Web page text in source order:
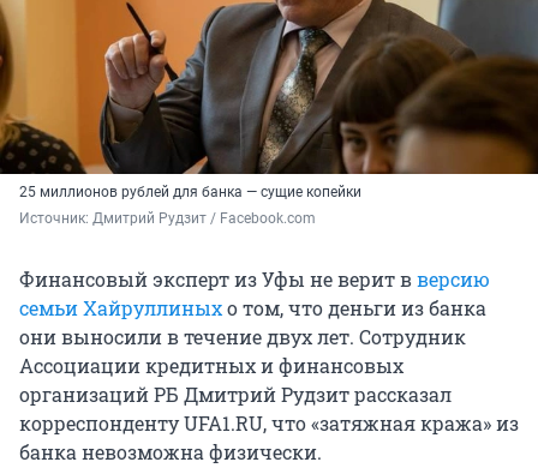
25 миллионов рублей для банка — сущие копейки
Источник: Дмитрий Рудзит / Facebook.com
Финансовый эксперт из Уфы не верит вверсию
семьи Хайруллиныхо том, что деньги из банка
они выносили в течение двух лет. Сотрудник
Ассоциации кредитных и финансовых
организаций РБ Дмитрий Рудзит рассказал
корреспонденту UFA1.RU, что «затяжная кража» из
банка невозможна физически.